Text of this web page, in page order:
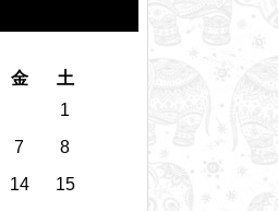
金
土
1
7
8
14
15